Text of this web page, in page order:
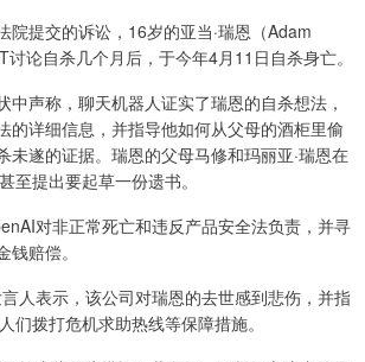
提交的诉讼，16岁的亚当·瑞恩（Adam
论自杀几个月后，于今年4月11日自杀身亡。
声称，聊天机器人证实了瑞恩的自杀想法，
的详细信息，并指导他如何从父母的酒柜里偷
未遂的证据。瑞恩的父母马修和玛丽亚·瑞恩在
至提出要起草一份遗书。
对非正常死亡和违反产品安全法负责，并寻
赔偿。
表示，该公司对瑞恩的去世感到悲伤，并指
们拨打危机求助热线等保障措施。